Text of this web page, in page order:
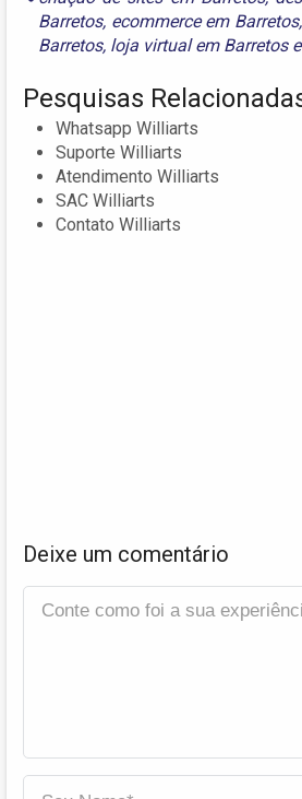
Barretos, ecommerce em Barretos,
Barretos, loja virtual em Barretose
Pesquisas
Whatsapp Williarts
Suporte Williarts
Atendimento Williarts
SAC Williarts
Contato Williarts
Deixe um comentário